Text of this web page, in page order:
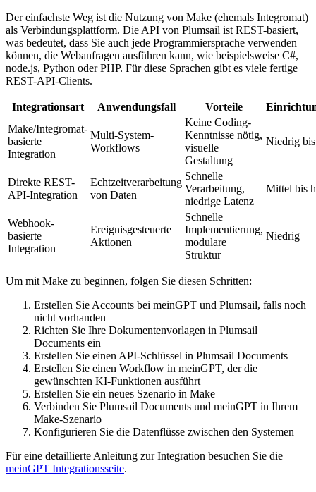
Der einfachste Weg ist die Nutzung von Make (ehemals Integromat)
als Verbindungsplattform. Die API von Plumsail ist REST-basiert,
was bedeutet, dass Sie auch jede Programmiersprache verwenden
können, die Webanfragen ausführen kann, wie beispielsweise C#,
node.js, Python oder PHP. Für diese Sprachen gibt es viele fertige
REST-API-Clients.
Integrationsart Anwendungsfall Vorteile
Make/Integromat-
basierte
Integration
Multi-System-
Workflows
Keine Coding-
Kenntnisse nötig,
visuelle
Gestaltung
Niedrig
Direkte REST-
API-Integration
Echtzeitverarbeitung
von Daten
Schnelle
Verarbeitung,
niedrige Latenz
Mittel bis
Webhook-
basierte
Integration
Ereignisgesteuerte
Aktionen
Schnelle
Implementierung,
modulare
Struktur
Niedrig
Um mit Make zu beginnen, folgen Sie diesen Schritten:
Erstellen Sie Accounts bei meinGPT und Plumsail, falls noch
nicht vorhanden
Richten Sie Ihre Dokumentenvorlagen in Plumsail
Documents ein
Erstellen Sie einen API-Schlüssel in Plumsail Documents
Erstellen Sie einen Workflow in meinGPT, der die
gewünschten KI-Funktionen ausführt
Erstellen Sie ein neues Szenario in Make
Verbinden Sie Plumsail Documents und meinGPT in Ihrem
Make-Szenario
Konfigurieren Sie die Datenflüsse zwischen den Systemen
Für eine detaillierte Anleitung zur Integration besuchen Sie die
meinGPT Integrationsseite.